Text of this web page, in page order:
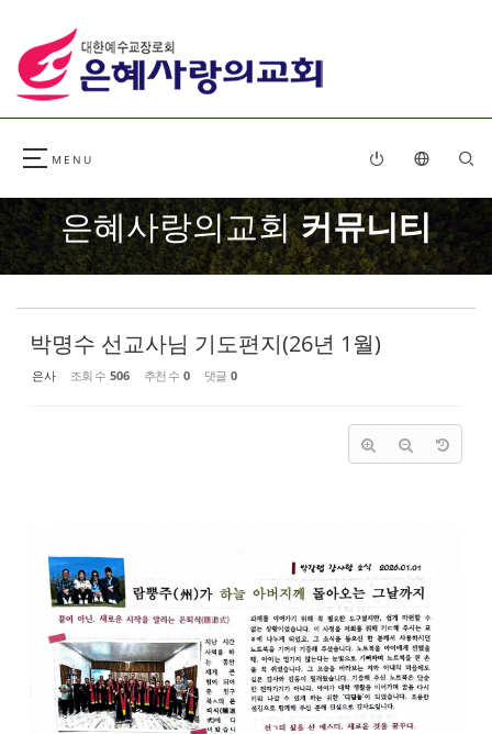
은혜사랑의교회커뮤니티
박명수 선교사님 기도편지(26년 1월)
은사 조회 수 506 추천 수 0 댓글 0